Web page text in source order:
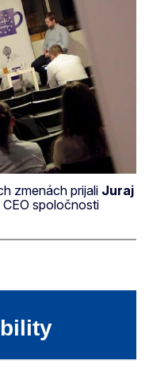
zmenách prijali Juraj
CEO spoločnosti